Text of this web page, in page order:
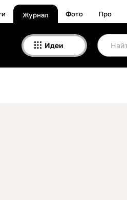
Журнал Фото Про
Идеи